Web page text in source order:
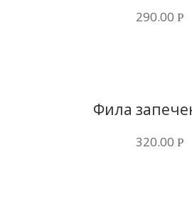
290.00 Р
Фила
320.00 Р